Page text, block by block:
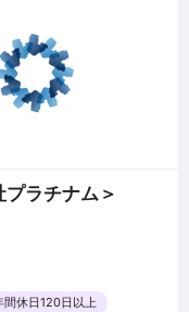
創り出し、常に挑戦す
い方
ラチナム＞
間休日120日以上